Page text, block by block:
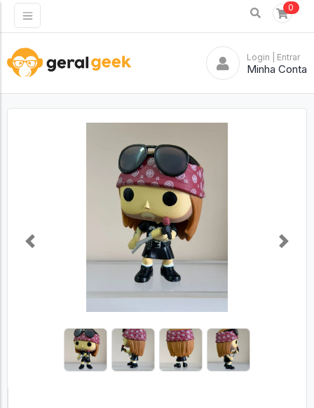
0
Login | Entrar
Minha Conta
Previous Next